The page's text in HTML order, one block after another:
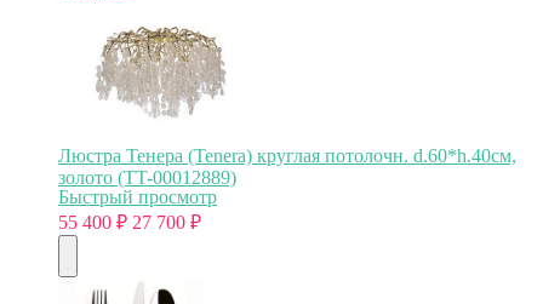
Люстра Тенера (Tenera) круглая потолочн. d.60*h.40см,
золото (TT-00012889)
Быстрый просмотр
55 400 ₽ 27 700 ₽